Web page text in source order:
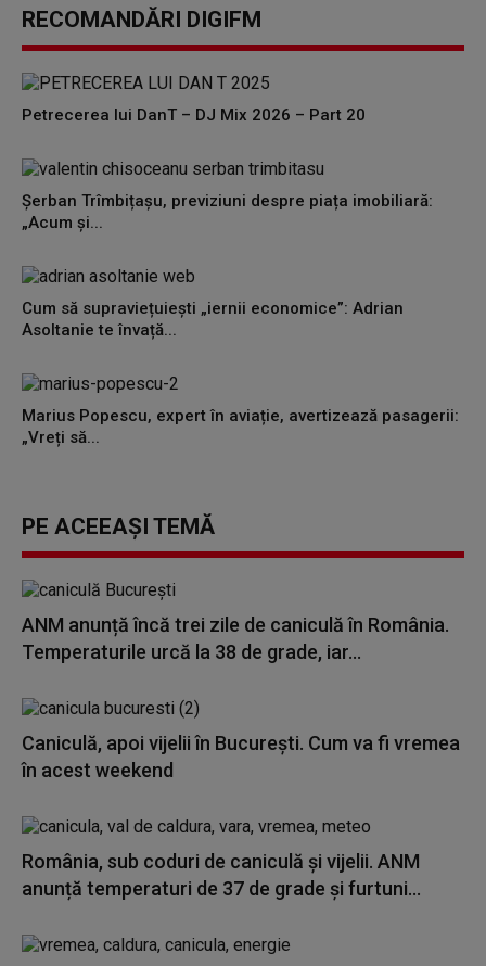
RECOMANDĂRI DIGIFM
Petrecerea lui DanT – DJ Mix 2026 – Part 20
Șerban Trîmbițașu, previziuni despre piața imobiliară:
„Acum și...
Cum să supraviețuiești „iernii economice”: Adrian
Asoltanie te învață...
Marius Popescu, expert în aviație, avertizează pasagerii:
„Vreți să...
PE ACEEAȘI TEMĂ
ANM anunță încă trei zile de caniculă în România.
Temperaturile urcă la 38 de grade, iar...
Caniculă, apoi vijelii în București. Cum va fi vremea
în acest weekend
România, sub coduri de caniculă și vijelii. ANM
anunță temperaturi de 37 de grade și furtuni...